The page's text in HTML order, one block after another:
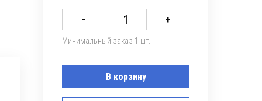
- +
Минимальный заказ 1 шт.
В корзину